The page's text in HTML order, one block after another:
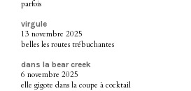
parfois
virgule
13 novembre 2025
belles les routes trébuchantes
dans la bear creek
6 novembre 2025
elle gigote dans la coupe à cocktail